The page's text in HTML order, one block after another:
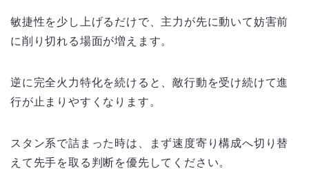
敏捷性を少し上げるだけで、主力が先に動いて妨害前
に削り切れる場面が増えます。
逆に完全火力特化を続けると、敵行動を受け続けて進
行が止まりやすくなります。
スタン系で詰まった時は、まず速度寄り構成へ切り替
えて先手を取る判断を優先してください。